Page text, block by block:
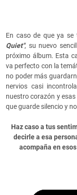
En caso de que ya se
Quiet", su nuevo
próximo álbum. Esta
va perfecto con la
no poder más
nervios casi
nuestro corazón y
que guarde silencio y
Haz caso a tus
decirle a esa
acompaña en